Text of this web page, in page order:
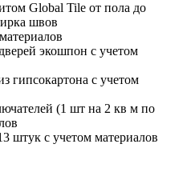
Global Tile от пола до
швов
экошпон с учетом
гипсокартона с учетом
(1 шт на 2 кв м по
штук с учетом материалов